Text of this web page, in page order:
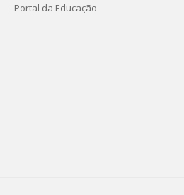
Portal da Educação